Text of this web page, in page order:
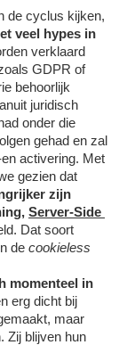
de cyclus kijken,
veel hypes in
verklaard
GDPR of
behoorlijk
juridisch
onder die
gehad en zal
activering. Met
zijn
Server-Side
Dat soort
de cookieless
momenteel in
erg dicht bij
maar
Zij blijven hun